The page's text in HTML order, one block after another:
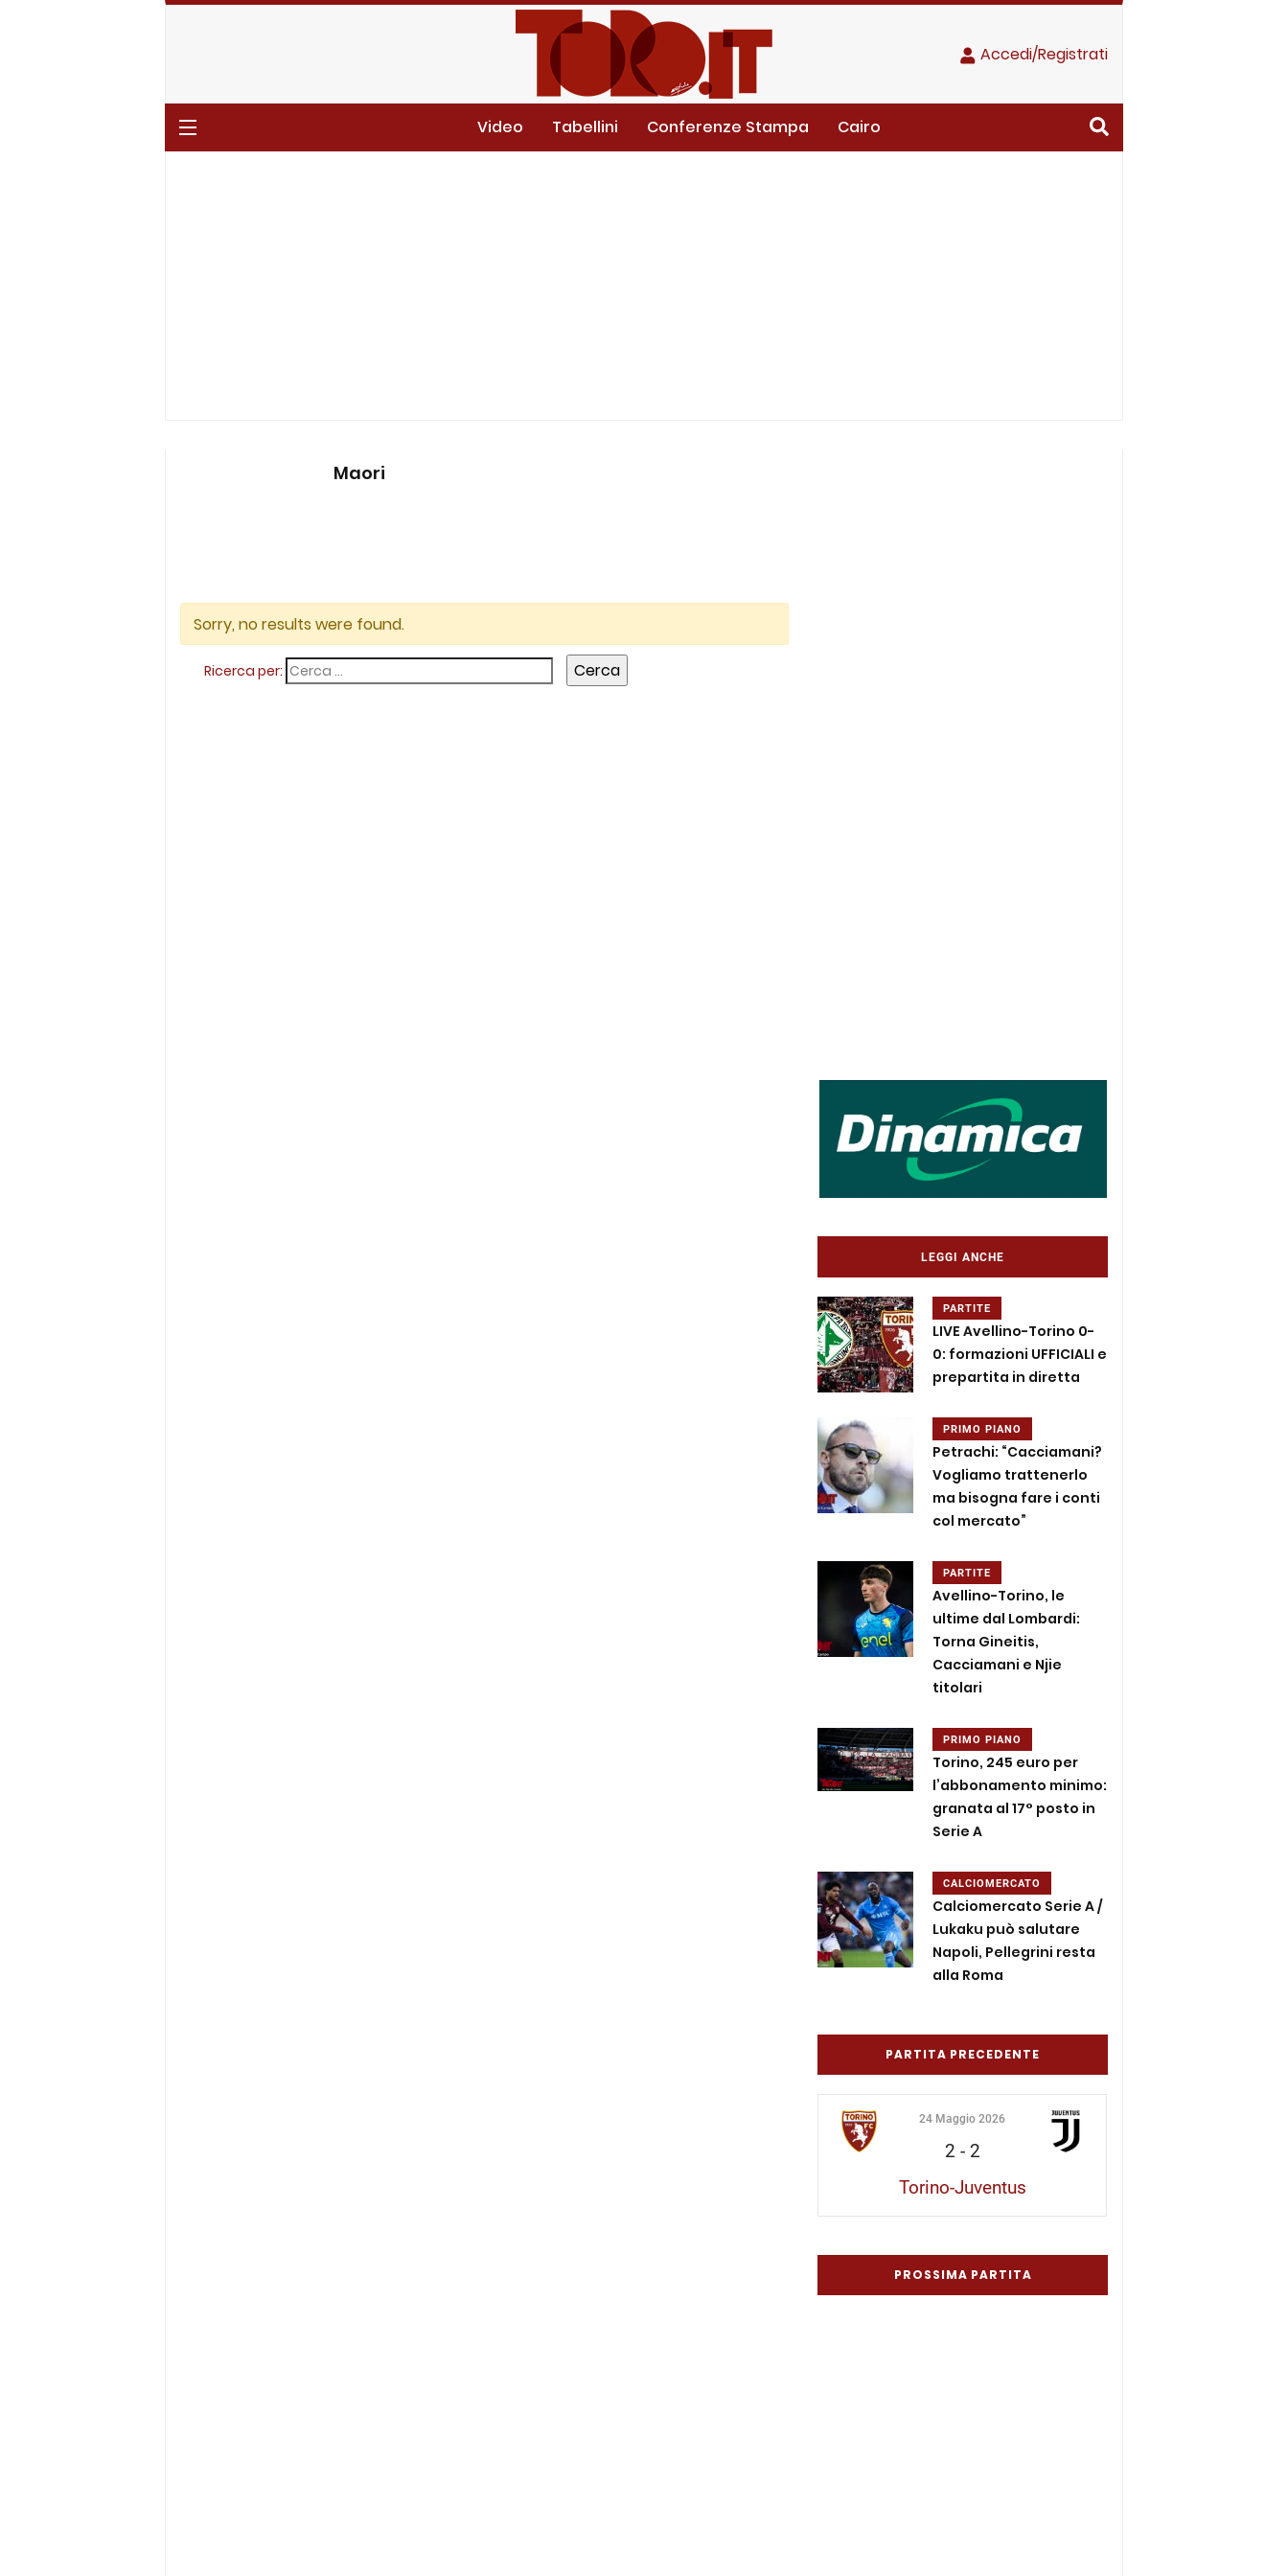
Accedi/Registrati
Video Tabellini Conferenze Stampa Cairo
Maori
Sorry, no results were found.
Ricerca per:
LEGGI ANCHE
PARTITE
LIVE Avellino-Torino 0-
0: formazioni UFFICIALI e
prepartita in diretta
PRIMO PIANO
Petrachi: “Cacciamani?
Vogliamo trattenerlo
ma bisogna fare i conti
col mercato”
PARTITE
Avellino-Torino, le
ultime dal Lombardi:
Torna Gineitis,
Cacciamani e Njie
titolari
PRIMO PIANO
Torino, 245 euro per
l’abbonamento minimo:
granata al 17° posto in
Serie A
CALCIOMERCATO
Calciomercato Serie A /
Lukaku può salutare
Napoli, Pellegrini resta
alla Roma
PARTITA PRECEDENTE
24 Maggio 2026
2 - 2
Torino-Juventus
PROSSIMA PARTITA